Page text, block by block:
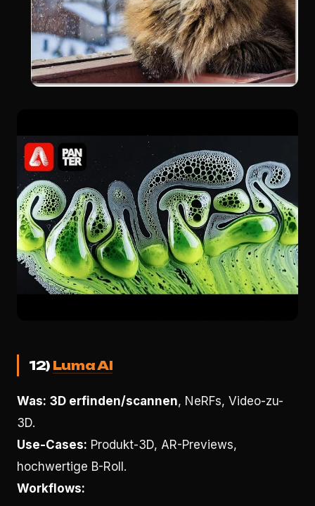
12) Luma AI
Was: 3D erfinden/scannen, NeRFs, Video-zu-
3D.
Use-Cases: Produkt-3D, AR-Previews,
hochwertige B-Roll.
Workflows: